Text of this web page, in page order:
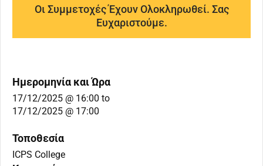
Οι Συμμετοχές Έχουν Ολοκληρωθεί. Σας
Ευχαριστούμε.
Ημερομηνία και Ώρα
17/12/2025 @ 16:00 to
17/12/2025 @ 17:00
Τοποθεσία
ICPS College